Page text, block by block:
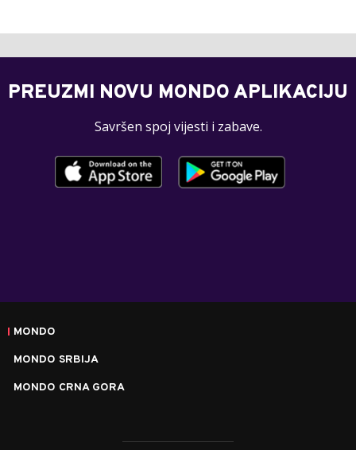
PREUZMI NOVU MONDO APLIKACIJU
Savršen spoj vijesti i zabave.
MONDO
MONDO SRBIJA
MONDO CRNA GORA